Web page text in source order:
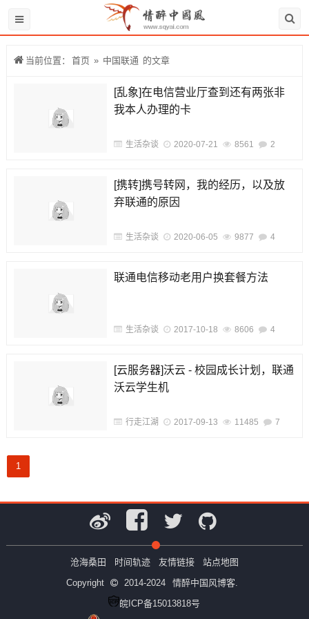
当前位置： 首页 » 中国联通 的文章
[乱象]在电信营业厅查到还有两张非
我本人办理的卡
生活杂谈 2020-07-21 8561 2
[携转]携号转网，我的经历，以及放
弃联通的原因
生活杂谈 2020-06-05 9877 4
联通电信移动老用户换套餐方法
生活杂谈 2017-10-18 8606 4
[云服务器]沃云 - 校园成长计划，联通
沃云学生机
行走江湖 2017-09-13 11485 7
1
沧海桑田 时间轨迹 友情链接
站点地图
Copyright
2014-2024
情醉中国风博客.
皖ICP备15013818号